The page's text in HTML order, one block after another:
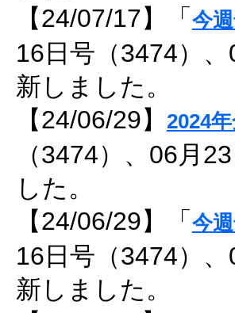
【24/07/17】「 今
16日号（3474）
新しました。
【24/06/29】 2024
（3474）、06月
した。
【24/06/29】「 今
16日号（3474）
新しました。